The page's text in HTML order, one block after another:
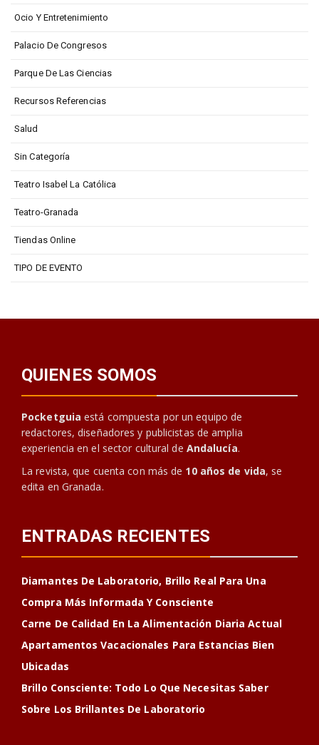
Ocio Y Entretenimiento
Palacio De Congresos
Parque De Las Ciencias
Recursos Referencias
Salud
Sin Categoría
Teatro Isabel La Católica
Teatro-Granada
Tiendas Online
TIPO DE EVENTO
QUIENES SOMOS
Pocketguia está compuesta por un equipo de
redactores, diseñadores y publicistas de amplia
experiencia en el sector cultural de Andalucía.
La revista, que cuenta con más de 10 años de vida, se
edita en Granada.
ENTRADAS RECIENTES
Diamantes De Laboratorio, Brillo Real Para Una
Compra Más Informada Y Consciente
Carne De Calidad En La Alimentación Diaria Actual
Apartamentos Vacacionales Para Estancias Bien
Ubicadas
Brillo Consciente: Todo Lo Que Necesitas Saber
Sobre Los Brillantes De Laboratorio